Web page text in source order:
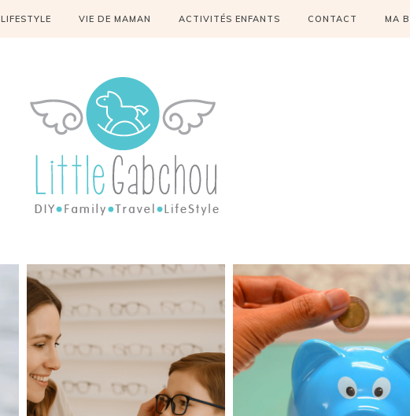
LIFESTYLE VIE DE MAMAN ACTIVITÉS ENFANTS CONTACT MA